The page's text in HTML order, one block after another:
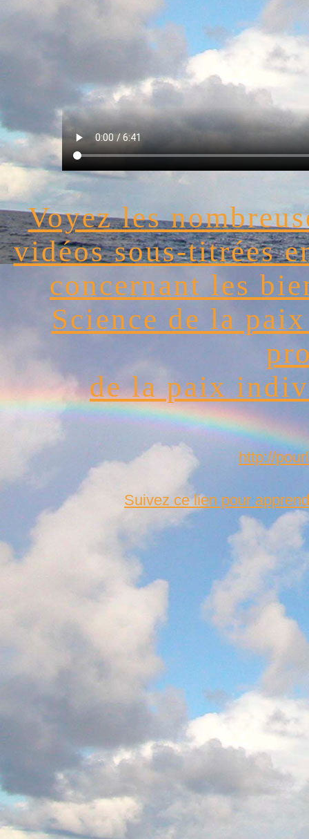
Voyez les
vidéos sous-titrées
concernant les
Science de la
de la paix
http://
Suivez ce lien pour